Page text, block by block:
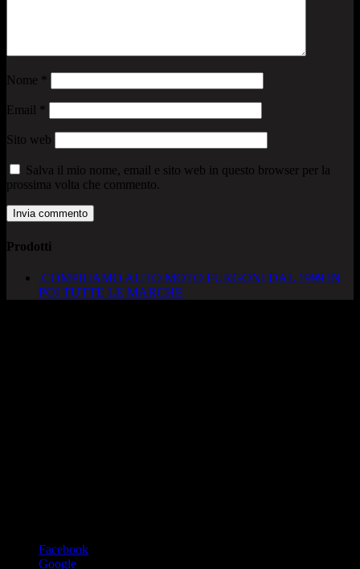
Nome
Email
Sito web
Salva il mio nome, email e sito web in questo browser per la
prossima volta che commento.
Prodotti
COMPRIAMO AUTO MOTO FURGONI DAL 1999 IN
POI TUTTE LE MARCHE
Facebook
Google